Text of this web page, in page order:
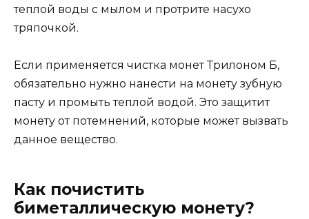
теплой воды с мылом и протрите насухо
тряпочкой.
Если применяется чистка монет Трилоном Б,
обязательно нужно нанести на монету зубную
пасту и промыть теплой водой. Это защитит
монету от потемнений, которые может вызвать
данное вещество.
Как почистить
биметаллическую монету?